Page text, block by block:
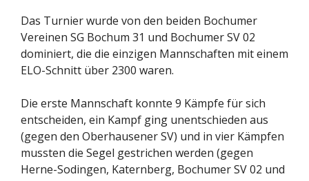
Das Turnier wurde von den beiden Bochumer
Vereinen SG Bochum 31 und Bochumer SV 02
dominiert, die die einzigen Mannschaften mit einem
ELO-Schnitt über 2300 waren.
Die erste Mannschaft konnte 9 Kämpfe für sich
entscheiden, ein Kampf ging unentschieden aus
(gegen den Oberhausener SV) und in vier Kämpfen
mussten die Segel gestrichen werden (gegen
Herne-Sodingen, Katernberg, Bochumer SV 02 und